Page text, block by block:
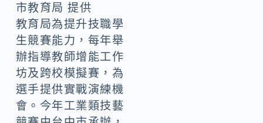
市教育局 提供
教育局為提升技職學
生競賽能力，每年舉
辦指導教師增能工作
坊及跨校模擬賽，為
選手提供實戰演練機
會。今年工業類技藝